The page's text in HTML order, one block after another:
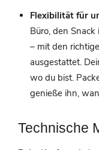
Flexibilität für
Büro, den
– mit den
ausgestattet.
wo du bist.
genieße ihn,
Technische